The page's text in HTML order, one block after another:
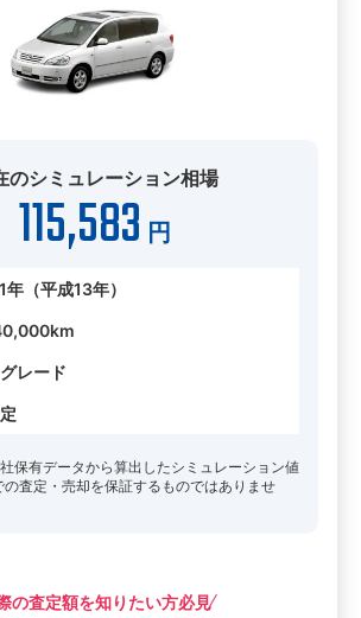
のシミュレーション相場
115,583 円
（平成13年）
レード
保有データから算出したシミュレーション値
査定・売却を保証するものではありませ
の査定額を知りたい方必見